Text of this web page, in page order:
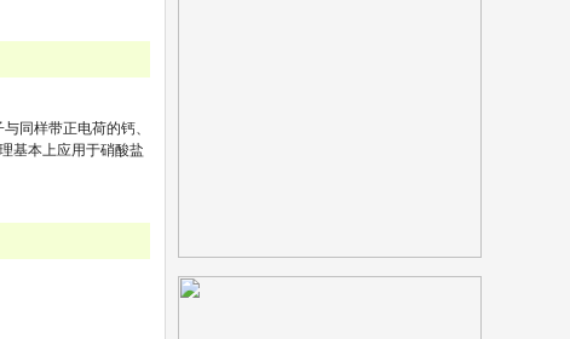
同样带正电荷的钙、
基本上应用于硝酸盐